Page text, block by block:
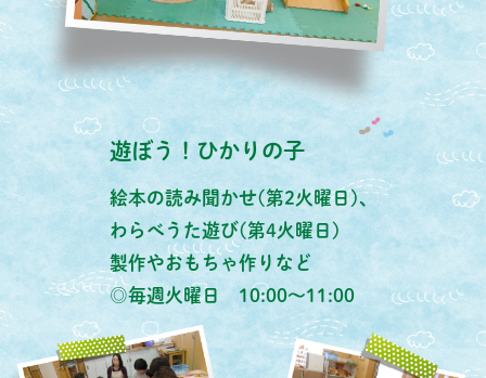
遊ぼう！ひかりの子
絵本の読み聞かせ(第2火曜日)、
わらべうた遊び(第4火曜日)
製作やおもちゃ作りなど
◎毎週火曜日 10:00～11:00